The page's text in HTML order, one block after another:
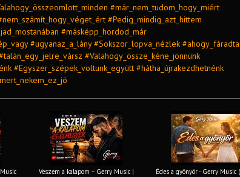
#már_nem_tudom_hogy_miért
#Pedig_mindig_azt_hittem
#másképp_hordod_már
#ugyanaz_a_lány #Sokszor_lopva_nézlek
#Valahogy_össze_kéne_jönnünk
#Egyszer_szépek_voltunk_együtt #hátha_újrakezdhetnénk
Veszem a kalapom – Gerry Music |
Édes a gyönyör - Gerry Music